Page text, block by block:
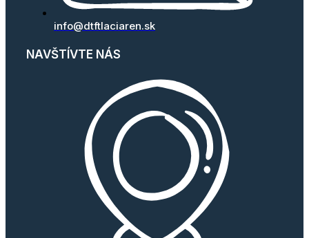
info@dtftlaciaren.sk
NAVŠTÍVTE NÁS